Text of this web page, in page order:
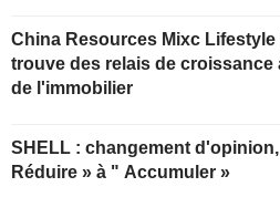
China Resources Mixc Lifestyle
trouve des relais de croissance
de l'immobilier
SHELL : changement d'opinion, de "
Réduire » à " Accumuler »